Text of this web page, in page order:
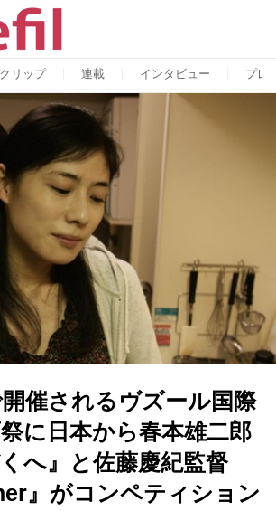
リップ 連載 インタビュー プレ
催されるヴズール国際
に日本から春本雄二郎
へ』と佐藤慶紀監督
』がコンペティション